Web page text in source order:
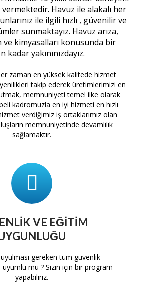
Havuz ile alakalı her
ile ilgili hızlı , güvenilir ve
sunmaktayız. Havuz arıza,
ve kimyasalları konusunda bir
kadar yakınınızdayız.
zaman en yüksek kalitede hizmet
takip ederek üretimlerimizi en
memnuniyeti temel ilke olarak
kadromuzla en iyi hizmeti en hızlı
verdiğimiz iş ortaklarımız olan
memnuniyetinde devamlılık
sağlamaktır.
VE EĞITIM
gereken tüm güvenlik
uyumlu mu ? Sizin için bir program
yapabiliriz.